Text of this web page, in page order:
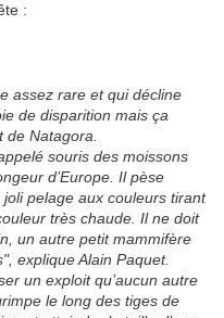
:
assez rare et qui décline
de disparition mais ça
Natagora.
souris des moissons
d’Europe. Il pèse
pelage aux couleurs tirant
très chaude. Il ne doit
un autre petit mammifère
explique Alain Paquet.
un exploit qu’aucun autre
le long des tiges de